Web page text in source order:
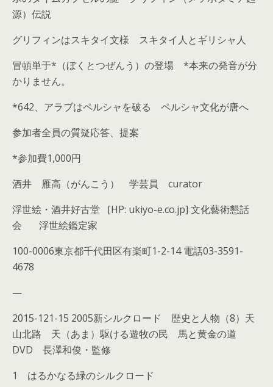
源）伝説
グリフィンはスキタイ文様 スキタイ人とギリシャ人
冒頓単于*（ぼくとつぜんう）の登場 *本来の発音が分
かりません。
*642、アラブはペルシャを破る ペルシャ文化が唐へ
参加者全員の質疑応答、提案
*参加費1,000円
酒井 雁高（がんこう） 学芸員 curator
浮世絵・酒井好古堂 [HP: ukiyo-e.co.jp] 文化藝術懇話
会 浮世絵鑑定家
100-0006東京都千代田区有楽町1-2-14 電話03-3591-
4678
—
2015-121-15 2005新シルクロード 歴史と人物（8）天
山北路 天（あま）駆ける遊牧の民 馬と黄金の道
DVD 長澤和俊・監修
1 はるかなる緑のシルクロード